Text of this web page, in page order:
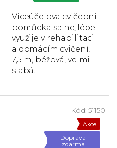
Víceúčelová cvičební
pomůcka se nejlépe
využije v rehabilitaci
a domácím cvičení,
7,5 m, béžová, velmi
slabá.
Akce
Doprava
zdarma
Kód: 51150